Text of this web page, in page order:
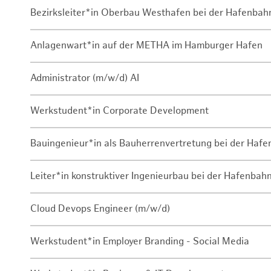
Bezirksleiter*in Oberbau Westhafen bei der
Anlagenwart*in auf der METHA im Hamburger Hafen
Administrator (m/w/d) AI
Werkstudent*in Corporate Development
Bauingenieur*in als Bauherrenvertretung bei der
Leiter*in konstruktiver Ingenieurbau bei der Hafenbahn
Cloud Devops Engineer (m/w/d)
Werkstudent*in Employer Branding - Social Media